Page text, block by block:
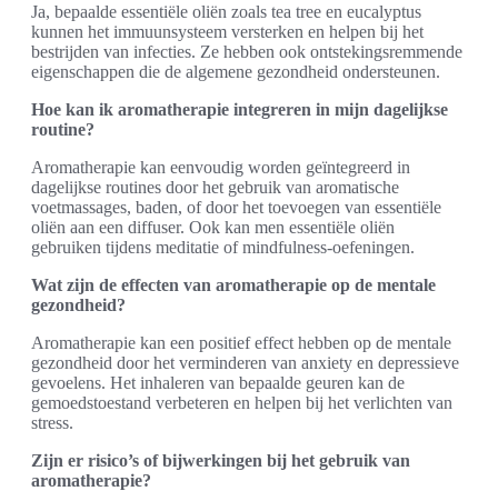
Ja, bepaalde essentiële oliën zoals tea tree en eucalyptus
kunnen het immuunsysteem versterken en helpen bij het
bestrijden van infecties. Ze hebben ook ontstekingsremmende
eigenschappen die de algemene gezondheid ondersteunen.
Hoe kan ik aromatherapie integreren in mijn dagelijkse
routine?
Aromatherapie kan eenvoudig worden geïntegreerd in
dagelijkse routines door het gebruik van aromatische
voetmassages, baden, of door het toevoegen van essentiële
oliën aan een diffuser. Ook kan men essentiële oliën
gebruiken tijdens meditatie of mindfulness-oefeningen.
Wat zijn de effecten van aromatherapie op de mentale
gezondheid?
Aromatherapie kan een positief effect hebben op de mentale
gezondheid door het verminderen van anxiety en depressieve
gevoelens. Het inhaleren van bepaalde geuren kan de
gemoedstoestand verbeteren en helpen bij het verlichten van
stress.
Zijn er risico’s of bijwerkingen bij het gebruik van
aromatherapie?